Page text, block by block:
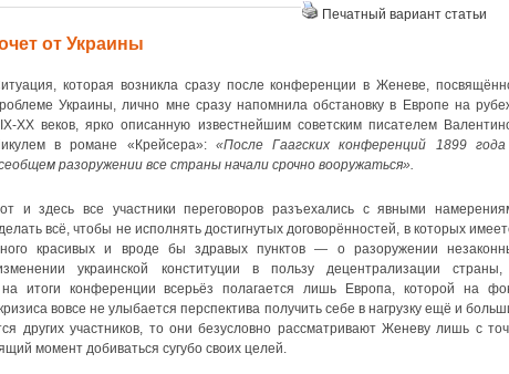
Печатный вариант статьи
от Украины
которая возникла сразу после конференции в Женеве,
Украины, лично мне сразу напомнила обстановку в Европе на
XX веков, ярко описанную известнейшим советским писателем
в романе «Крейсера»: «После Гаагских конференций 1899
разоружении все страны начали срочно вооружаться».
и здесь все участники переговоров разъехались с явными
всё, чтобы не исполнять достигнутых договорённостей, в которых
красивых и вроде бы здравых пунктов — о разоружении
украинской конституции в пользу децентрализации
итоги конференции всерьёз полагается лишь Европа, которой на
вовсе не улыбается перспектива получить себе в нагрузку ещё и
других участников, то они безусловно рассматривают Женеву лишь с
момент добиваться сугубо своих целей.